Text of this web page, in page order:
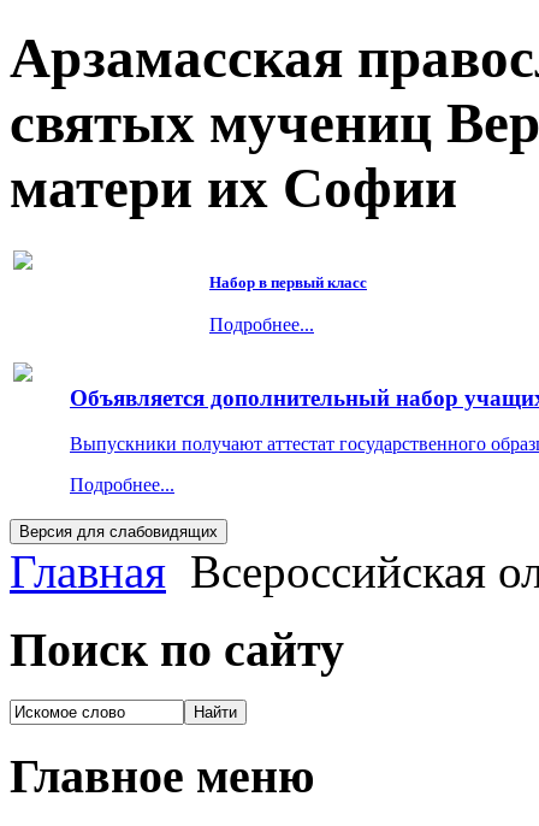
Арзамасская
святых мучениц
матери их Софии
Набор в первый класс
Подробнее...
Объявляется дополнительный набор
Выпускники получают аттестат государственного
Подробнее...
Главная Всероcсийская
Поиск по сайту
Главное меню